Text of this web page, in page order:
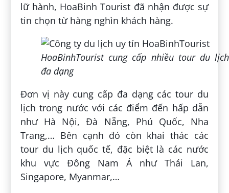
lữ hành, HoaBinh Tourist đã nhận được sự
tin chọn từ hàng nghìn khách hàng.
HoaBinhTourist cung cấp nhiều tour du lịch
đa dạng
Đơn vị này cung cấp đa dạng các tour du
lịch trong nước với các điểm đến hấp dẫn
như Hà Nội, Đà Nẵng, Phú Quốc, Nha
Trang,… Bên cạnh đó còn khai thác các
tour du lịch quốc tế, đặc biệt là các nước
khu vực Đông Nam Á như Thái Lan,
Singapore, Myanmar,…